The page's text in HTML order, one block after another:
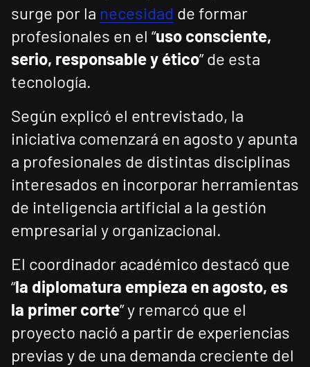
surge por la necesidad de formar
profesionales en el “uso consciente,
serio, responsable y ético” de esta
tecnología.
Según explicó el entrevistado, la
iniciativa comenzará en agosto y apunta
a profesionales de distintas disciplinas
interesados en incorporar herramientas
de inteligencia artificial a la gestión
empresarial y organizacional.
El coordinador académico destacó que
“la diplomatura empieza en agosto, es
la primer corte” y remarcó que el
proyecto nació a partir de experiencias
previas y de una demanda creciente del